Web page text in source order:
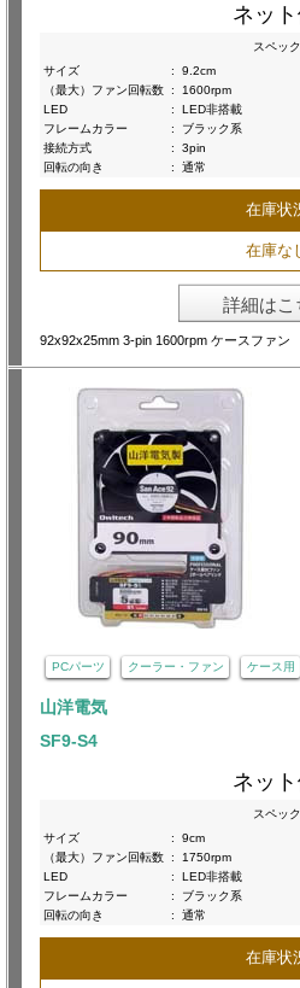
ネット
スペック
サイズ
:
9.2cm
（最大）ファン回転数 :
1600rpm
LED
:
LED非搭載
フレームカラー
:
ブラック系
接続方式
:
3pin
回転の向き
: 通常
在庫状
在庫な
詳細はこ
92x92x25mm 3-pin 1600rpm ケースファン
PCパーツ クーラー・ファン ケース用
山洋電気
SF9-S4
ネット
スペック
サイズ
:
9cm
（最大）ファン回転数 :
1750rpm
LED
:
LED非搭載
フレームカラー
:
ブラック系
回転の向き
: 通常
在庫状